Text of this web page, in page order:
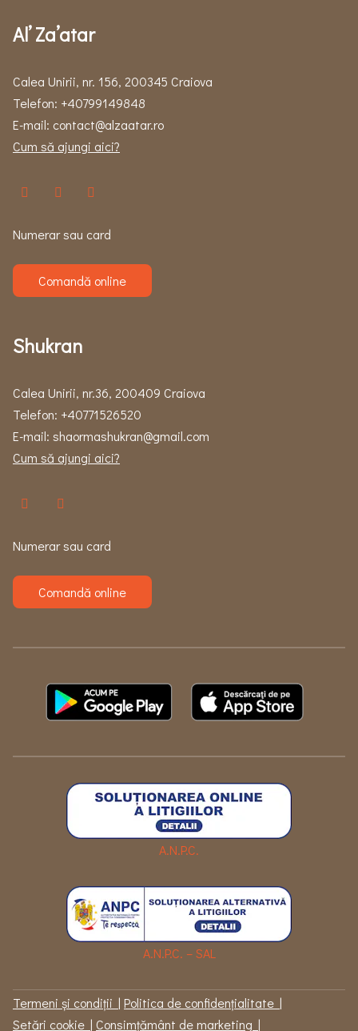
Al’ Za’atar
Calea Unirii, nr. 156, 200345 Craiova
Telefon: +40799149848
E-mail: contact@alzaatar.ro
Cum să ajungi aici?
Numerar sau card
Comandă online
Shukran
Calea Unirii, nr.36, 200409 Craiova
Telefon: +40771526520
E-mail: shaormashukran@gmail.com
Cum să ajungi aici?
Numerar sau card
Comandă online
A.N.P.C.
A.N.P.C. – SAL
Termeni și condiții | Politica de confidențialitate |
Setări cookie | Consimțământ de marketing |